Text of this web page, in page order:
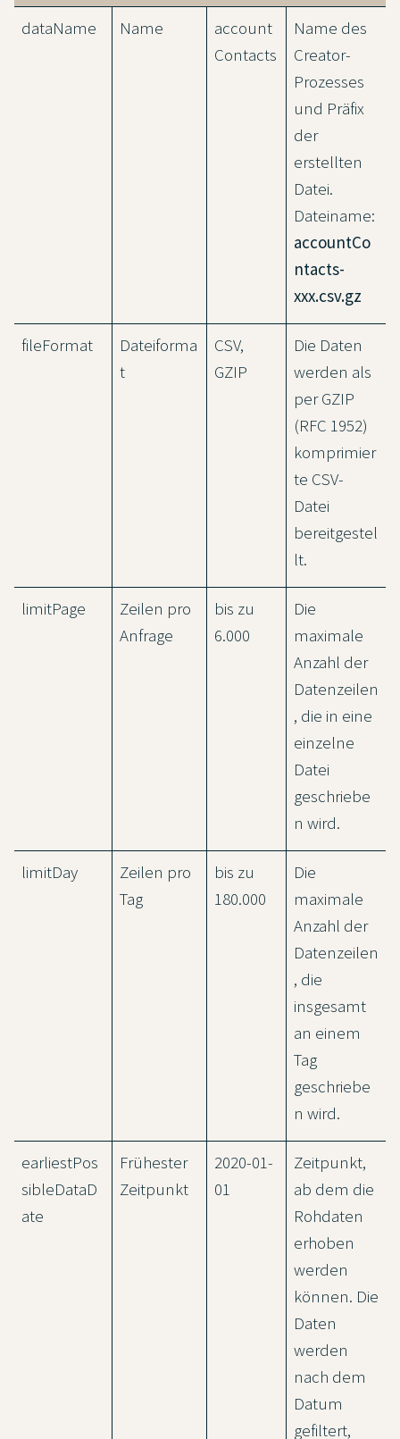
dataName
Name
account
Contacts
Name des
Creator-
Prozesses
und Präfix
der
erstellten
Datei.
Dateiname:
accountCo
ntacts-
xxx.csv.gz
fileFormat
Dateiforma
t
CSV,
GZIP
Die Daten
werden als
per GZIP
(RFC 1952)
komprimier
te CSV-
Datei
bereitgestel
lt.
limitPage
Zeilen pro
Anfrage
bis zu
6.000
Die
maximale
Anzahl der
Datenzeilen
, die in eine
einzelne
Datei
geschriebe
n wird.
limitDay
Zeilen pro
Tag
bis zu
180.000
Die
maximale
Anzahl der
Datenzeilen
, die
insgesamt
an einem
Tag
geschriebe
n wird.
earliestPos
sibleDataD
ate
Frühester
Zeitpunkt
2020-01-
01
Zeitpunkt,
ab dem die
Rohdaten
erhoben
werden
können. Die
Daten
werden
nach dem
Datum
gefiltert,